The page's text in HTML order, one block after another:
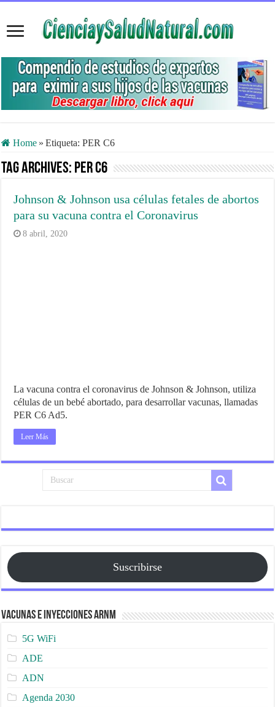
Home » Etiqueta:PER C6
Tag Archives: PER C6
Johnson & Johnson usa células fetales de abortos
para su vacuna contra el Coronavirus
8 abril, 2020
La vacuna contra el coronavirus de Johnson & Johnson, utiliza
células de un bebé abortado, para desarrollar vacunas, llamadas
PER C6 Ad5.
Leer Más
Suscribirse
Vacunas e Inyecciones ARNm
5G WiFi
ADE
ADN
Agenda 2030